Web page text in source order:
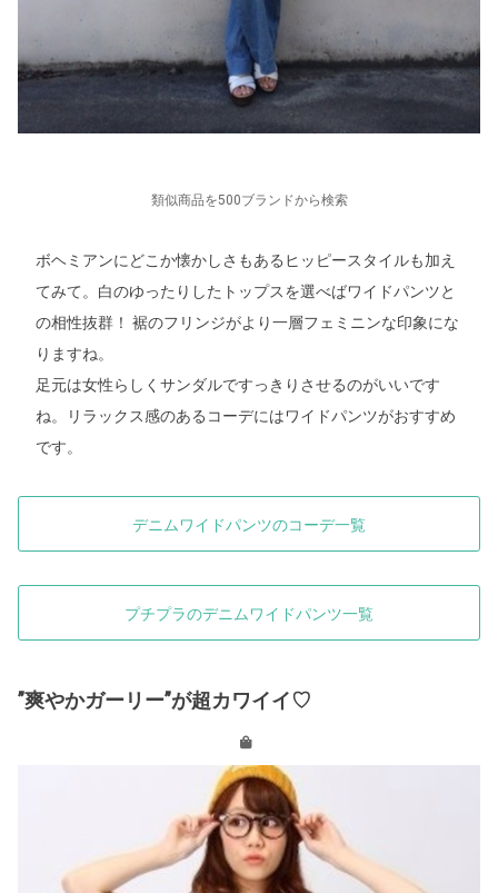
類似商品を500ブランドから検索
ボヘミアンにどこか懐かしさもあるヒッピースタイルも加え
てみて。白のゆったりしたトップスを選べばワイドパンツと
の相性抜群！ 裾のフリンジがより一層フェミニンな印象にな
りますね。
足元は女性らしくサンダルですっきりさせるのがいいです
ね。リラックス感のあるコーデにはワイドパンツがおすすめ
です。
デニムワイドパンツのコーデ一覧
プチプラのデニムワイドパンツ一覧
”爽やかガーリー”が超カワイイ♡